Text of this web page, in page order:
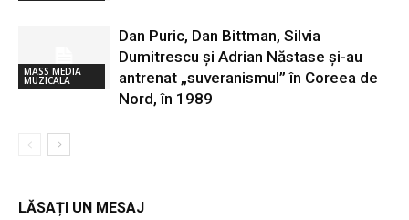
MASS MEDIA
MUZICALA
Dan Puric, Dan Bittman, Silvia
Dumitrescu și Adrian Năstase și-au
antrenat „suveranismul” în Coreea de
Nord, în 1989
LĂSAȚI UN MESAJ